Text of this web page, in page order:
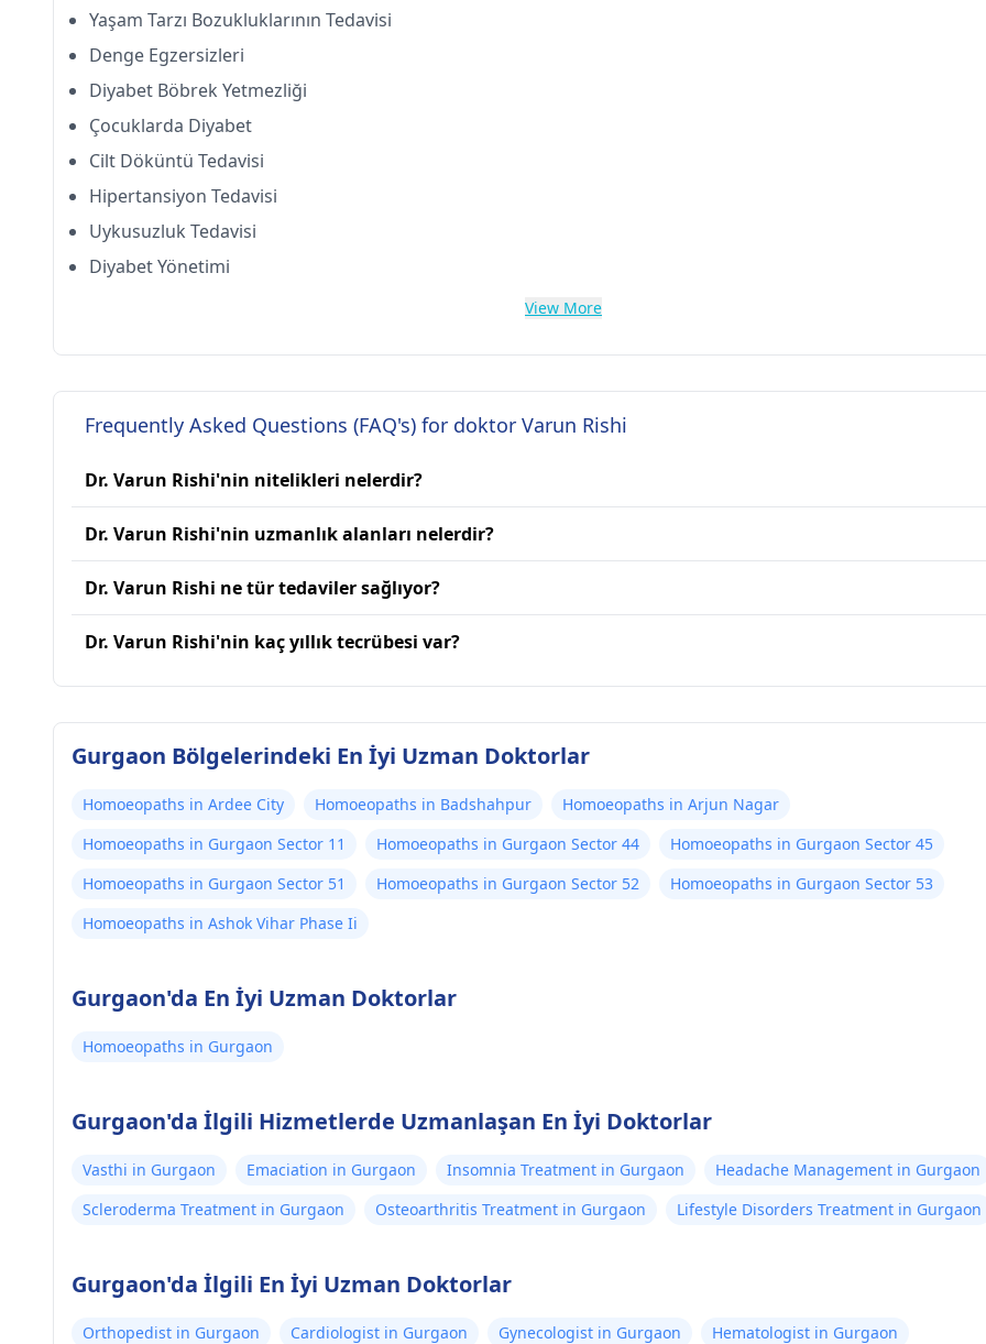
Yaşam Tarzı Bozukluklarının Tedavisi
Denge Egzersizleri
Diyabet Böbrek Yetmezliği
Çocuklarda Diyabet
Cilt Döküntü Tedavisi
Hipertansiyon Tedavisi
Uykusuzluk Tedavisi
Diyabet Yönetimi
View More
Frequently Asked Questions (FAQ's) for doktor Varun Rishi
Dr. Varun Rishi'nin nitelikleri nelerdir?
Dr. Varun Rishi'nin uzmanlık alanları nelerdir?
Dr. Varun Rishi ne tür tedaviler sağlıyor?
Dr. Varun Rishi'nin kaç yıllık tecrübesi var?
Gurgaon Bölgelerindeki En İyi Uzman Doktorlar
Homoeopaths in Ardee City Homoeopaths in Badshahpur
Homoeopaths in Arjun Nagar
Homoeopaths in Gurgaon Sector 11
Homoeopaths in Gurgaon Sector 44
Homoeopaths in Gurgaon Sector 45
Homoeopaths in Gurgaon Sector 51
Homoeopaths in Gurgaon Sector 52
Homoeopaths in Gurgaon Sector 53
Homoeopaths in Ashok Vihar Phase Ii
Gurgaon'da En İyi Uzman Doktorlar
Homoeopaths in Gurgaon
Gurgaon'da İlgili Hizmetlerde Uzmanlaşan En İyi Doktorlar
Vasthi in Gurgaon Emaciation in Gurgaon Insomnia Treatment in Gurgaon
Headache Management in Gurgaon
Scleroderma Treatment in Gurgaon
Osteoarthritis Treatment in Gurgaon Lifestyle Disorders Treatment in Gurgaon
Gurgaon'da İlgili En İyi Uzman Doktorlar
Orthopedist in Gurgaon Cardiologist in Gurgaon Gynecologist in Gurgaon
Hematologist in Gurgaon